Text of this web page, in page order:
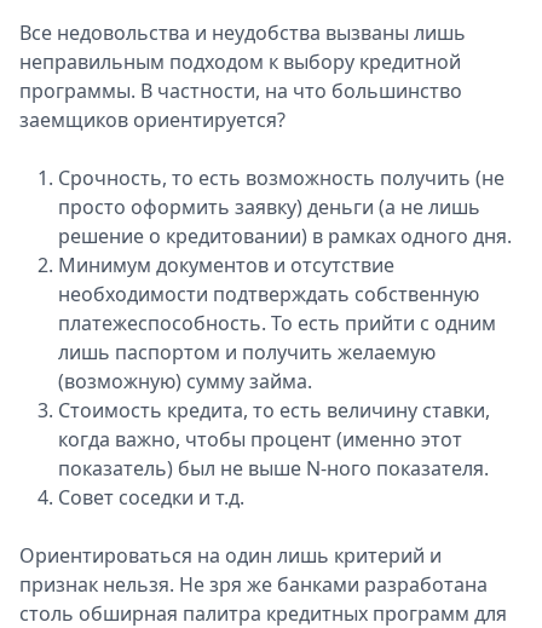
Metro
Все недовольства и неудобства вызваны лишь
неправильным подходом к выбору кредитной
программы. В частности, на что большинство
заемщиков ориентируется?
Срочность, то есть возможность получить (не
просто оформить заявку) деньги (а не лишь
решение о кредитовании) в рамках одного дня.
Минимум документов и отсутствие
необходимости подтверждать собственную
платежеспособность. То есть прийти с одним
лишь паспортом и получить желаемую
(возможную) сумму займа.
Стоимость кредита, то есть величину ставки,
когда важно, чтобы процент (именно этот
показатель) был не выше N-ного показателя.
Совет соседки и т.д.
Ориентироваться на один лишь критерий и
признак нельзя. Не зря же банками разработана
столь обширная палитра кредитных программ для